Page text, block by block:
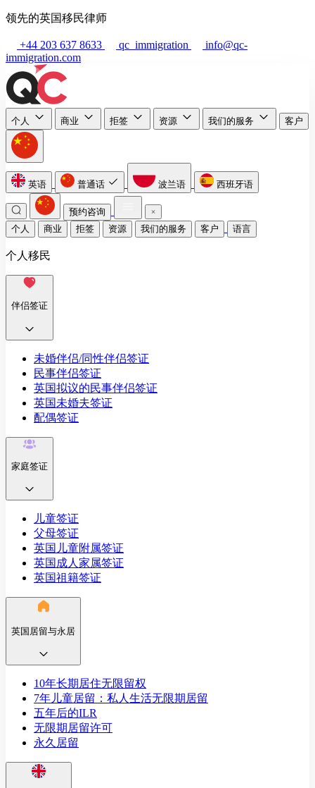
领先的英国移民律师
+44 203 637 8633 qc_immigration
info@qc-
immigration.com
个人 商业 拒签 资源 我们的服务 客户
英语 普通话 波兰语 西班牙语
预约咨询
个人
商业 拒签 资源 我们的服务 客户 语言
个人移民
伴侣签证
未婚伴侣/同性伴侣签证
民事伴侣签证
英国拟议的民事伴侣签证
英国未婚夫签证
配偶签证
家庭签证
儿童签证
父母签证
英国儿童附属签证
英国成人家属签证
英国祖籍签证
英国居留与永居
10年长期居住无限留权
7年儿童居留：私人生活无限期居留
五年后的ILR
无限期居留许可
永久居留